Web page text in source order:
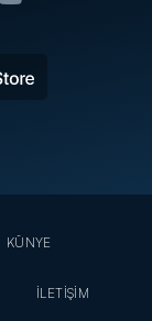
KÜNYE
İLETİŞİM